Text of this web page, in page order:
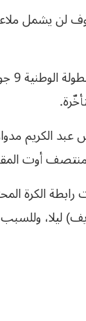
لن يشمل
عبد الكريم
منتصف أوت
الكرة
ليلا،